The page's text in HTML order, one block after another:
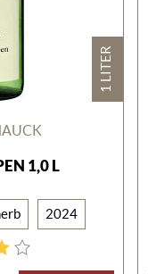
1 LITER
1,0 L
2024